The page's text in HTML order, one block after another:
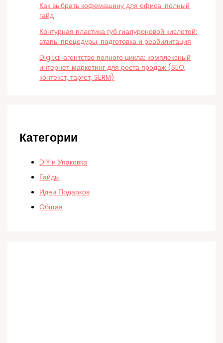
Как выбрать кофемашину для офиса: полный
гайд
Контурная пластика губ гиалуроновой кислотой:
этапы процедуры, подготовка и реабилитация
Digital‑агентство полного цикла: комплексный
интернет‑маркетинг для роста продаж (SEO,
контекст, таргет, SERM)
Категории
DIY и Упаковка
Гайды
Идеи Подарков
Общая